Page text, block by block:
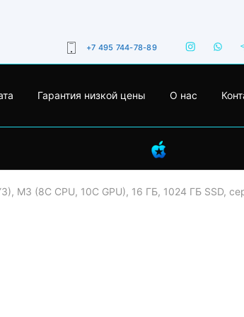
+7 495 744-78-89
Гарантия низкой цены О нас
M3 (8C CPU, 10C GPU), 16 ГБ, 1024 ГБ SSD,